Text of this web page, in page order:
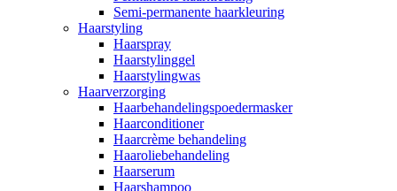
Semi-permanente haarkleuring
Haarstyling
Haarspray
Haarstylinggel
Haarstylingwas
Haarverzorging
Haarbehandelingspoedermasker
Haarconditioner
Haarcrème behandeling
Haaroliebehandeling
Haarserum
Haarshampoo